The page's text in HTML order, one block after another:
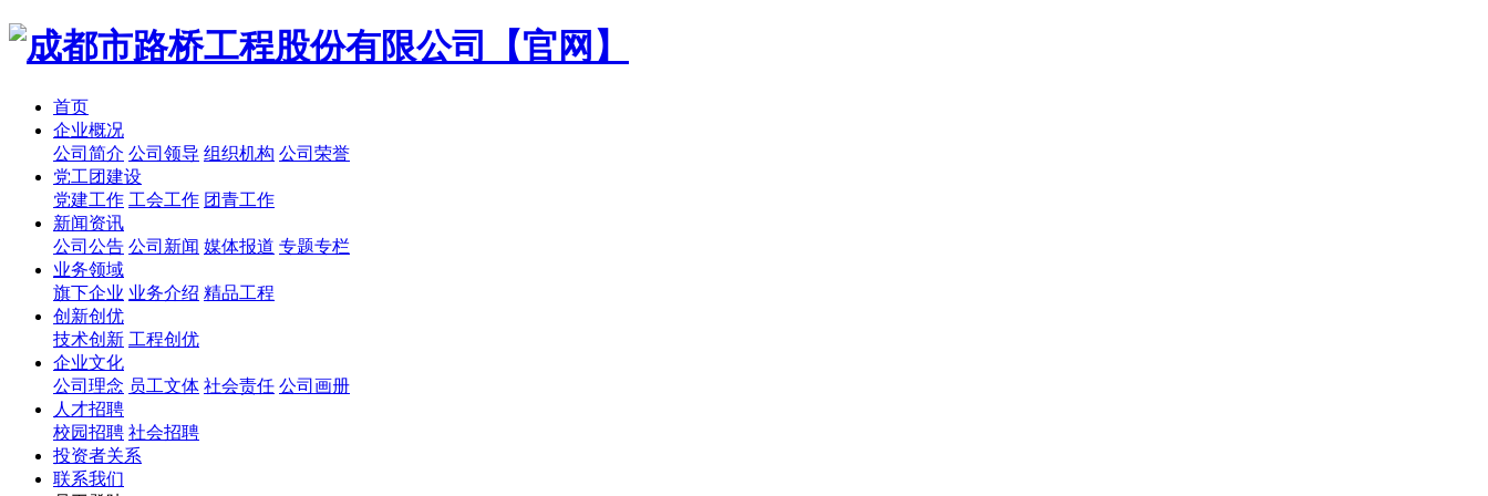
首页
企业概况
公司简介 公司领导 组织机构 公司荣誉
党工团建设
党建工作 工会工作 团青工作
新闻资讯
公司公告 公司新闻 媒体报道 专题专栏
业务领域
旗下企业 业务介绍 精品工程
创新创优
技术创新 工程创优
企业文化
公司理念 员工文体 社会责任 公司画册
人才招聘
校园招聘 社会招聘
投资者关系
联系我们